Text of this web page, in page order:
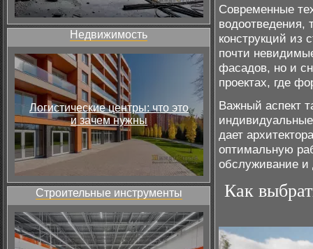
Недвижимость
Логистические центры: что это
и зачем нужны
Строительные инструменты
Современные
водоотведения,
конструкций из
почти
фасадов, но и
проектах, где
Важный аспект
дает
оптимальную
обслуживание и
Как